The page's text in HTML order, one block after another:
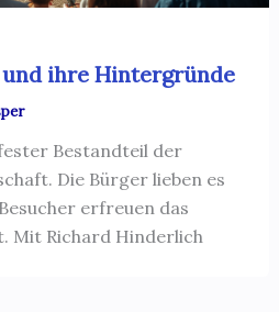
ihre Hintergründe
Bestandteil der
Die Bürger lieben es
erfreuen das
Mit Richard Hinderlich